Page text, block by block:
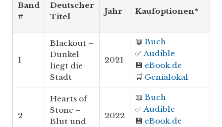
Band
#
Deutscher
Titel
Jahr Kaufoptionen*
1
Blackout –
Dunkel
liegt die
Stadt
2021
📖 Buch
✅Audible
💾 eBook.de
🛒 Genialokal
2
Hearts of
Stone –
Blut und
2022
📖 Buch
✅Audible
💾 eBook.de